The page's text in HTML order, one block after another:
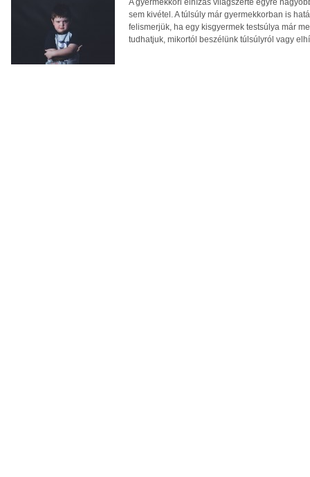
A gyermekkori elhízás világszerte egyre
sem kivétel. A túlsúly már gyermekkorban is
felismerjük, ha egy kisgyermek testsúlya már
tudhatjuk, mikortól beszélünk túlsúlyról vagy